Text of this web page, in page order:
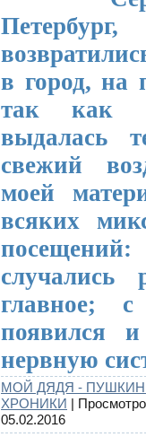
в город, на
так как
выдалась
свежий
моей
всяких
главное;
появился
нервную
МОЙ ДЯДЯ -
ХРОНИКИ |
05.02.2016